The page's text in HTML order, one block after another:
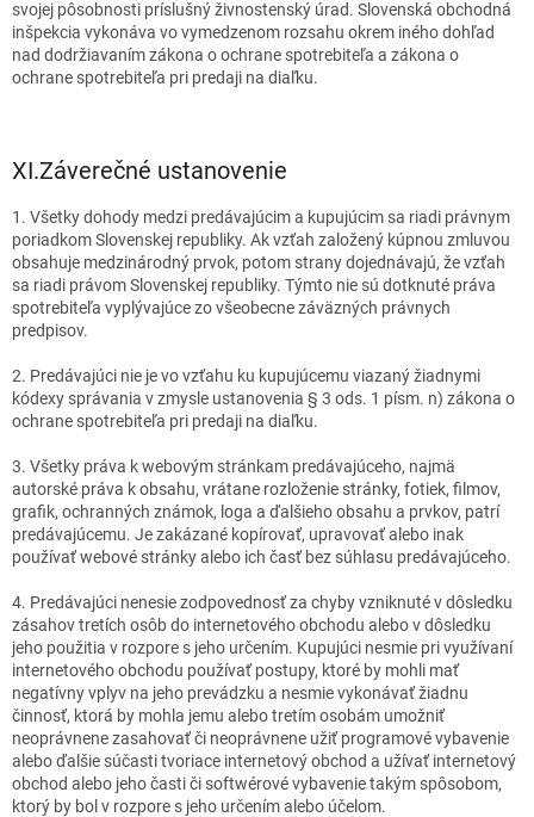
svojej pôsobnosti príslušný živnostenský úrad. Slovenská obchodná
inšpekcia vykonáva vo vymedzenom rozsahu okrem iného dohľad
nad dodržiavaním zákona o ochrane spotrebiteľa a zákona o
ochrane spotrebiteľa pri predaji na diaľku.
XI.Záverečné ustanovenie
1. Všetky dohody medzi predávajúcim a kupujúcim sa riadi právnym
poriadkom Slovenskej republiky. Ak vzťah založený kúpnou zmluvou
obsahuje medzinárodný prvok, potom strany dojednávajú, že vzťah
sa riadi právom Slovenskej republiky. Týmto nie sú dotknuté práva
spotrebiteľa vyplývajúce zo všeobecne záväzných právnych
predpisov.
2. Predávajúci nie je vo vzťahu ku kupujúcemu viazaný žiadnymi
kódexy správania v zmysle ustanovenia § 3 ods. 1 písm. n) zákona o
ochrane spotrebiteľa pri predaji na diaľku.
3. Všetky práva k webovým stránkam predávajúceho, najmä
autorské práva k obsahu, vrátane rozloženie stránky, fotiek, filmov,
grafik, ochranných známok, loga a ďalšieho obsahu a prvkov, patrí
predávajúcemu. Je zakázané kopírovať, upravovať alebo inak
používať webové stránky alebo ich časť bez súhlasu predávajúceho.
4. Predávajúci nenesie zodpovednosť za chyby vzniknuté v dôsledku
zásahov tretích osôb do internetového obchodu alebo v dôsledku
jeho použitia v rozpore s jeho určením. Kupujúci nesmie pri využívaní
internetového obchodu používať postupy, ktoré by mohli mať
negatívny vplyv na jeho prevádzku a nesmie vykonávať žiadnu
činnosť, ktorá by mohla jemu alebo tretím osobám umožniť
neoprávnene zasahovať či neoprávnene užiť programové vybavenie
alebo ďalšie súčasti tvoriace internetový obchod a užívať internetový
obchod alebo jeho časti či softwérové vybavenie takým spôsobom,
ktorý by bol v rozpore s jeho určením alebo účelom.